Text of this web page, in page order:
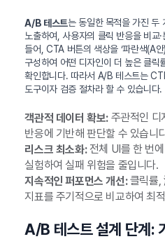
A/B 테스트는 동일한 목적을 가진 두
노출하여, 사용자의 클릭 반응을 비교
들어, CTA 버튼의 색상을 ‘파란색(A안
구성하여 어떤 디자인이 더 높은 클릭
확인합니다. 따라서 A/B 테스트는
도구이자 검증 절차라 할 수 있습니다.
객관적 데이터 확보:주관적인 디
반응에 기반해 판단할 수 있습니
리스크 최소화:전체 UI를 한 번
실험하여 실패 위험을 줄입니다.
지속적인 퍼포먼스 개선:클릭률,
지표를 주기적으로 비교하여 최
A/B 테스트 설계 단계: